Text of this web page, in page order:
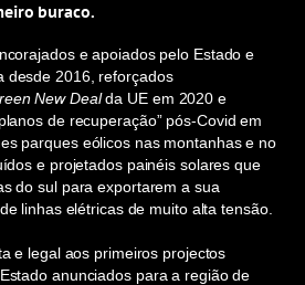
buraco.
e apoiados pelo Estado e
desde 2016, reforçados
New Dealda UE em 2020 e
de recuperação” pós-Covid em
parques eólicos nas montanhas e no
e projetados painéis solares que
do sul para exportarem a sua
linhas elétricas de muito alta tensão.
e legal aos primeiros projectos
anunciados para a região de